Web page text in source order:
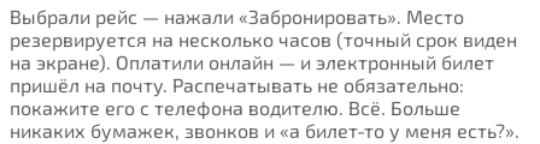
Выбрали рейс — нажали «Забронировать». Место
резервируется на несколько часов (точный срок виден
на экране). Оплатили онлайн — и электронный билет
пришёл на почту. Распечатывать не обязательно:
покажите его с телефона водителю. Всё. Больше
никаких бумажек, звонков и «а билет-то у меня есть?».